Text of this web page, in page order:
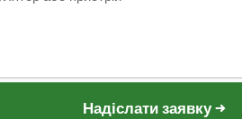
Надіслати заявку →